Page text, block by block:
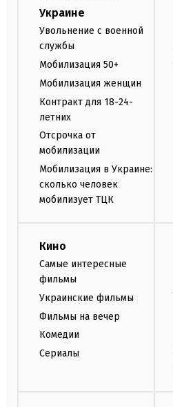
Украине
Увольнение с военной
службы
Мобилизация 50+
Мобилизация женщин
Контракт для 18-24-
летних
Отсрочка от
мобилизации
Мобилизация в Украине:
сколько человек
мобилизует ТЦК
Кино
Самые интересные
фильмы
Украинские фильмы
Фильмы на вечер
Комедии
Сериалы